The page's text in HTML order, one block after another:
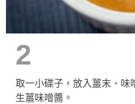
2
取一小碟子，放入薑末、味
生薑味噌醬。